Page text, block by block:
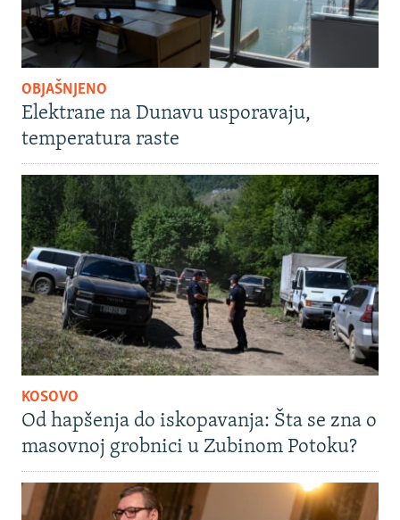
OBJAŠNJENO
Elektrane na Dunavu usporavaju,
temperatura raste
KOSOVO
Od hapšenja do iskopavanja: Šta se zna o
masovnoj grobnici u Zubinom Potoku?